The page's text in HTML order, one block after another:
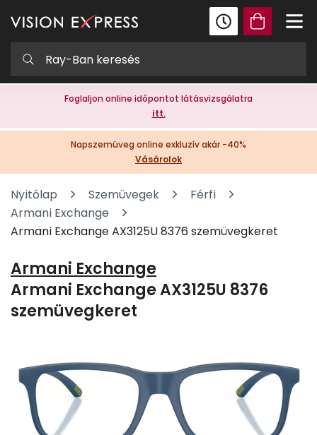
Foglaljon online időpontot látásvizsgálatra
itt.
Napszemüveg online exkluzív akár -40%
Vásárolok
Nyitólap Szemüvegek
Férfi
Armani Exchange
Armani Exchange AX3125U 8376 szemüvegkeret
Armani Exchange
Armani Exchange AX3125U 8376
szemüvegkeret